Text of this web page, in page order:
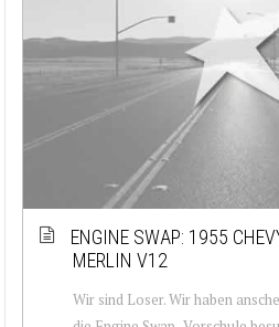
ENGINE SWAP: 1955
MERLIN V12
Wir sind Loser. Wir haben